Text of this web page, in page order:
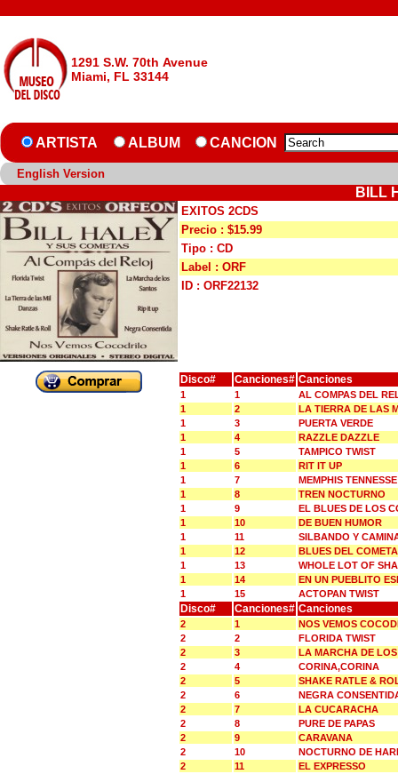
1291 S.W. 70th Avenue
Miami, FL 33144
ARTISTA ALBUM CANCION
English Version
BILL
EXITOS 2CDS
Precio : $15.99
Tipo : CD
Label : ORF
ID : ORF22132
Disco# Canciones# Canciones
1 1
AL COMPAS DEL
1
2
LA TIERRA DE LAS
1
3
PUERTA VERDE
1
4
RAZZLE DAZZLE
1
5
TAMPICO TWIST
1
6
RIT IT UP
1
7
MEMPHIS TENNESSE
1
8
TREN NOCTURNO
1
9
EL BLUES DE LOS
1
10
DE BUEN HUMOR
1
11
SILBANDO Y
1
12
BLUES DEL
1
13
WHOLE LOT OF
1
14
EN UN PUEBLITO
1
15 ACTOPAN TWIST
Disco# Canciones# Canciones
2 1
NOS VEMOS
2
2
FLORIDA TWIST
2
3
LA MARCHA DE
2
4
CORINA,CORINA
2
5
SHAKE RATLE &
2
6
NEGRA
2
7
LA CUCARACHA
2
8
PURE DE PAPAS
2
9
CARAVANA
2
10
NOCTURNO DE
2
11
EL EXPRESSO